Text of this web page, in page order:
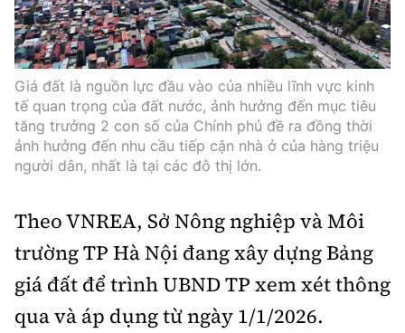
Cơ quan chủ quản: Bộ Xây dựng
Số 2 Nguyễn Công Hoan, phường Giảng Võ, Hà Nội.
Tổng Biên tập:
Nguyễn Thị Hồng Nga
Phó Tổng Biên tập:
Nguyễn Sơn Tùng, Nguyễn Đức Thắng,
Giấy phép số 02/GP-BC, cấp ngày 22/4/2025.
Chuyên trang của Báo Xây dựng
Hotline:
0901 514 7990915 057 282
Giá đất là nguồn lực đầu vào của nhiều lĩnh vực kinh
tế quan trọng của đất nước, ảnh hưởng đến mục tiêu
tăng trưởng 2 con số của Chính phủ đề ra đồng thời
ảnh hưởng đến nhu cầu tiếp cận nhà ở của hàng triệu
người dân, nhất là tại các đô thị lớn.
Theo VNREA, Sở Nông nghiệp và Môi
trường TP Hà Nội đang xây dựng Bảng
giá đất để trình UBND TP xem xét thông
qua và áp dụng từ ngày 1/1/2026.